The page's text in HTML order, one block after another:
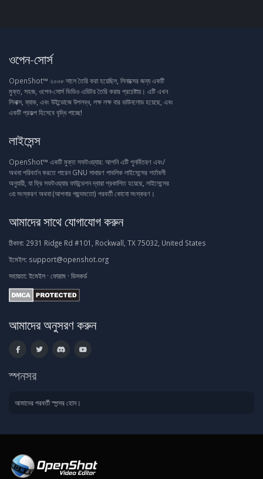
ওপেন-সোর্স
OpenShot™ ২০০৮ সালে তৈরি করা হয়েছিল, লিনাক্সের জন্য একটি
মুক্ত, সহজ, ওপেন-সোর্স ভিডিও এডিটর তৈরি করার প্রচেষ্টায়। এটি এখন
লিনাক্স, ম্যাক, এবং উইন্ডোজে উপলব্ধ, লক্ষ লক্ষ বার ডাউনলোড হয়েছে, এবং
একটি প্রকল্প হিসেবে বৃদ্ধি পাচ্ছে!
লাইসেন্স
OpenShot™ একটি মুক্ত সফটওয়্যার: আপনি এটি পুনর্বিতরণ এবং/
অথবা পরিবর্তন করতে পারেন GNU সাধারণ পাবলিক লাইসেন্সের শর্তাবলী
অনুযায়ী, যা ফ্রি সফটওয়্যার ফাউন্ডেশন দ্বারা প্রকাশিত হয়েছে, লাইসেন্সের
৩য় সংস্করণ অথবা (আপনার পছন্দমতো) পরবর্তী কোনো সংস্করণ।
আমাদের সাথে যোগাযোগ করুন
ঠিকানা: 2931 Ridge Rd #101, Rockwall, TX 75032, United States
ইমেইল: support@openshot.org
সহায়তা: ইমেইল · ফোরাম · ডিসকর্ড
আমাদের অনুসরণ করুন
স্পনসর
আমাদের পরবর্তী স্পন্সর হোন।